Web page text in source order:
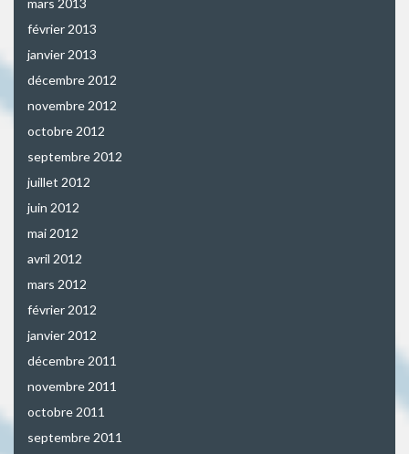
mars 2013
février 2013
janvier 2013
décembre 2012
novembre 2012
octobre 2012
septembre 2012
juillet 2012
juin 2012
mai 2012
avril 2012
mars 2012
février 2012
janvier 2012
décembre 2011
novembre 2011
octobre 2011
septembre 2011